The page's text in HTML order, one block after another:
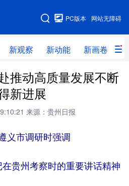
网站无障碍
PC版本
新观察 新动能 新画卷
网站地图
新动能 新画卷
人事
直播
律动贵州
县区直达 企业速递
推动高质量发展不断
新进展
来源：贵州日报
义市调研时强调
贵州考察时的重要讲话精神